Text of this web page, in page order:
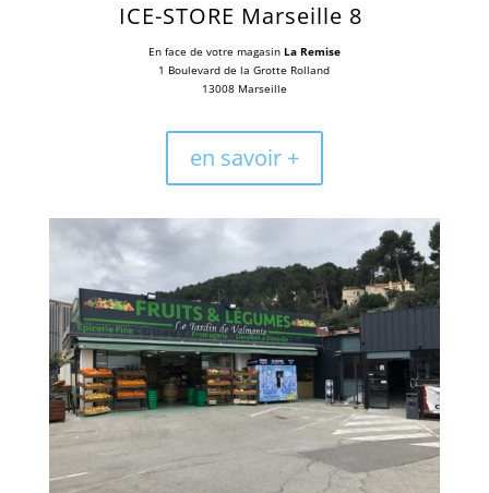
ICE-STORE Marseille 8
En face de votre magasinLa Remise
1 Boulevard de la Grotte Rolland
13008 Marseille
en savoir +